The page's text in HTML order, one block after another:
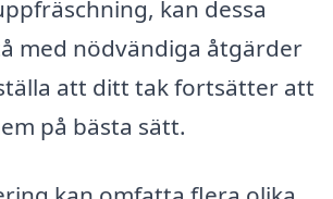
kan dessa
med nödvändiga åtgärder
att ditt tak fortsätter att
på bästa sätt.